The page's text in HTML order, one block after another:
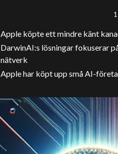
Apple köpte ett mindre känt
DarwinAI:s lösningar fokuserar
nätverk
Apple har köpt upp små AI-